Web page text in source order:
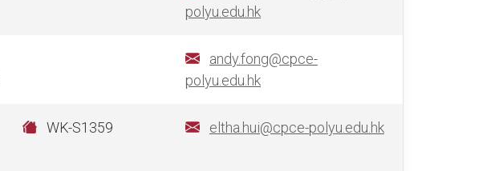
polyu.edu.hk
andy.fong@cpce-
polyu.edu.hk
WK-S1359 eltha.hui@cpce-polyu.edu.hk